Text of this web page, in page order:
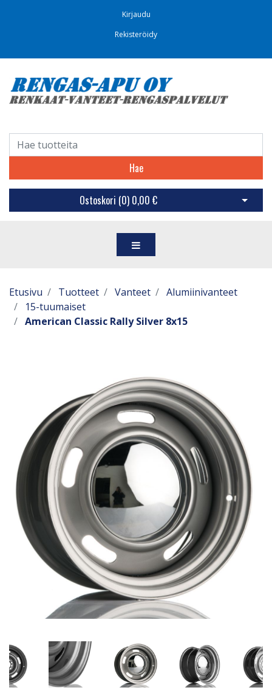
Kirjaudu
Rekisteröidy
Hae
Ostoskori (0) 0,00 € Avaa
Etusivu Tuotteet Vanteet
Alumiinivanteet
15-tuumaiset
American Classic Rally Silver 8x15